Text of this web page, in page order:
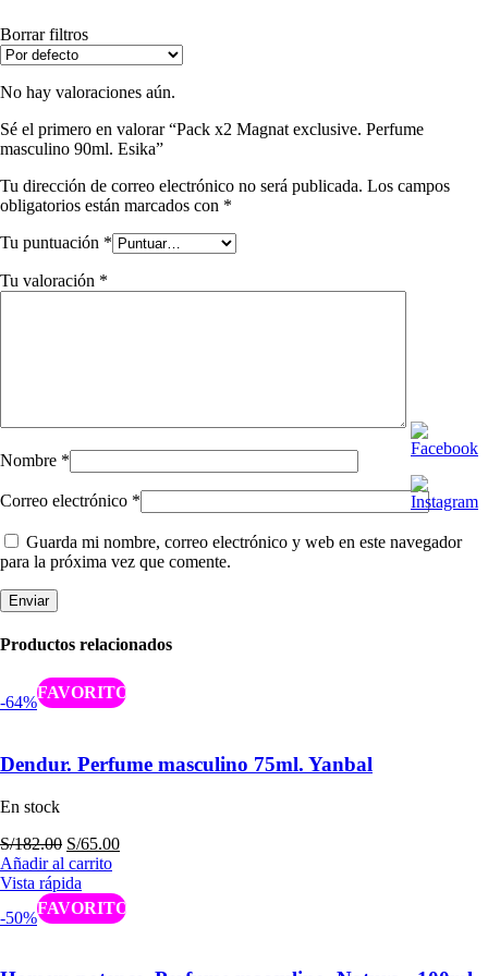
Borrar filtros
No hay valoraciones aún.
Sé el primero en valorar “Pack x2 Magnat exclusive. Perfume
masculino 90ml. Esika”
Tu dirección de correo electrónico no será publicada. Los campos
obligatorios están marcados con *
Tu puntuación *
Tu valoración *
Nombre *
Correo electrónico *
Guarda mi nombre, correo electrónico y web en este navegador
para la próxima vez que comente.
Productos relacionados
-64%
Caliente
Dendur. Perfume masculino 75ml. Yanbal
En stock
S/182.00 El
precio
original
era:
S/182.00.
S/65.00El
es:
S/65.00.
Añadir al carrito
Vista rápida
-50%
Caliente